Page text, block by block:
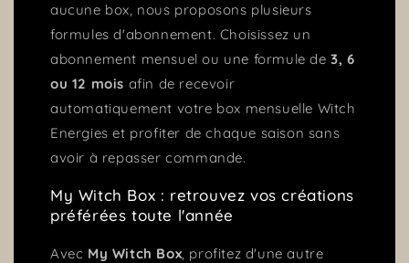
aucune box, nous proposons plusieurs
formules d'abonnement. Choisissez un
abonnement mensuel ou une formule de3, 6
ou 12 mois afin de recevoir
automatiquement votre box mensuelle Witch
Energies et profiter de chaque saison sans
avoir à repasser commande.
My Witch Box : retrouvez vos créations
préférées toute l'année
Avec My Witch Box, profitez d'une autre